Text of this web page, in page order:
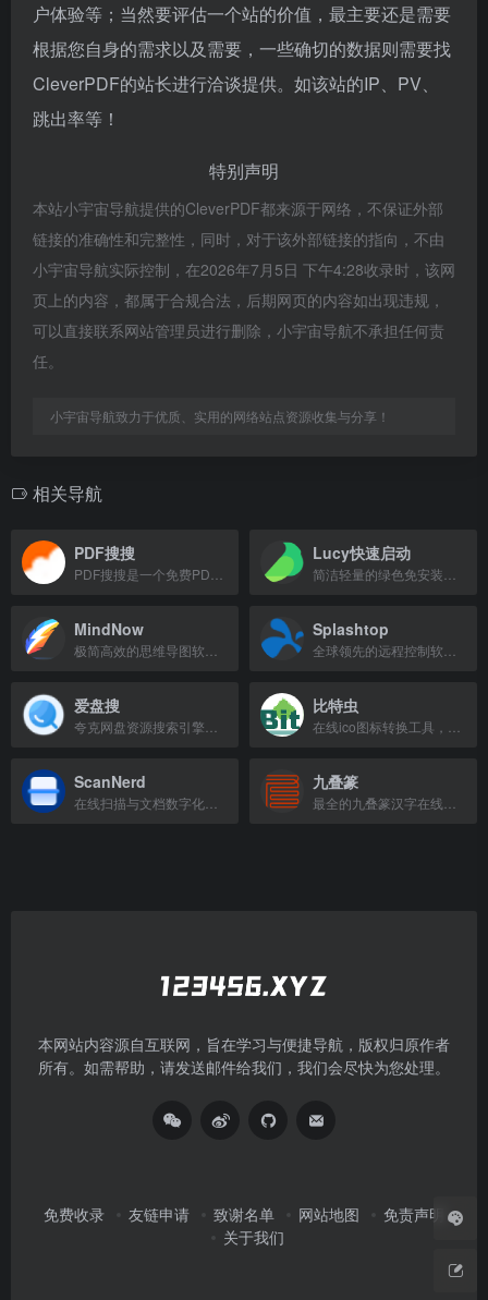
户体验等；当然要评估一个站的价值，最主要还是需要
根据您自身的需求以及需要，一些确切的数据则需要找
CleverPDF的站长进行洽谈提供。如该站的IP、PV、
跳出率等！
特别声明
本站小宇宙导航提供的CleverPDF都来源于网络，不保证外部
链接的准确性和完整性，同时，对于该外部链接的指向，不由
小宇宙导航实际控制，在2026年7月5日 下午4:28收录时，该网
页上的内容，都属于合规合法，后期网页的内容如出现违规，
可以直接联系网站管理员进行删除，小宇宙导航不承担任何责
任。
小宇宙导航致力于优质、实用的网络站点资源收集与分享！
相关导航
PDF搜搜 Lucy快速启动
MindNow Splashtop
爱盘搜 比特虫
ScanNerd 九叠篆
本网站内容源自互联网，旨在学习与便捷导航，版权归原作者
所有。如需帮助，请发送邮件给我们，我们会尽快为您处理。
免费收录 友链申请 致谢名单 网站地图
免责声明
关于我们